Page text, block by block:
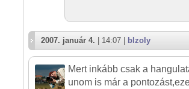
2007. január 4. | 14:07 | blzoly
Mert inkább csak a
unom is már a